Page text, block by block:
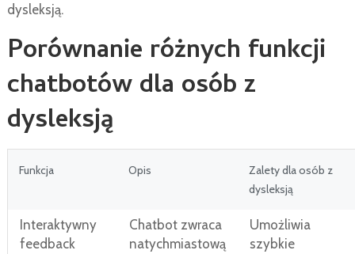
dysleksją.
Porównanie różnych funkcji
chatbotów dla osób z
dysleksją
Funkcja Opis
Zalety dla osób z
dysleksją
Interaktywny
feedback
Chatbot zwraca
natychmiastową
Umożliwia
szybkie